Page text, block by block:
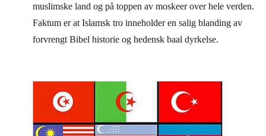
muslimske land og på toppen av moskeer over hele verden.
Faktum er at Islamsk tro inneholder en salig blanding av
forvrengt Bibel historie og hedensk baal dyrkelse.